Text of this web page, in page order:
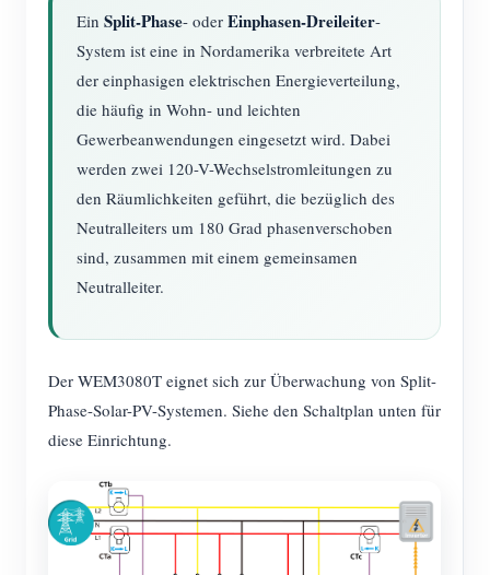
Ein Split-Phase- oder Einphasen-Dreileiter-
System ist eine in Nordamerika verbreitete Art
der einphasigen elektrischen Energieverteilung,
die häufig in Wohn- und leichten
Gewerbeanwendungen eingesetzt wird. Dabei
werden zwei 120-V-Wechselstromleitungen zu
den Räumlichkeiten geführt, die bezüglich des
Neutralleiters um 180 Grad phasenverschoben
sind, zusammen mit einem gemeinsamen
Neutralleiter.
Der WEM3080T eignet sich zur Überwachung von Split-
Phase-Solar-PV-Systemen. Siehe den Schaltplan unten für
diese Einrichtung.